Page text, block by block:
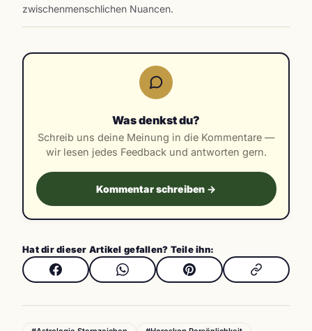
zwischenmenschlichen Nuancen.
Was denkst du?
Schreib uns deine Meinung in die Kommentare —
wir lesen jedes Feedback und antworten gern.
Kommentar schreiben →
Hat dir dieser Artikel gefallen? Teile ihn: